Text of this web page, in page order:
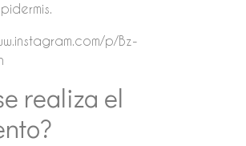
p/Bz-
realiza el